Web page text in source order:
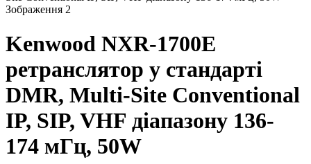
Kenwood NXR-1700E
ретранслятор у стандарті
DMR, Multi-Site Conventional
IP, SIP, VHF діапазону 136-
174 мГц, 50W